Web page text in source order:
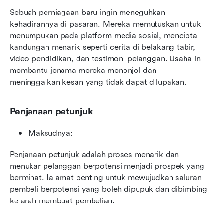
Sebuah perniagaan baru ingin meneguhkan
kehadirannya di pasaran. Mereka memutuskan untuk
menumpukan pada platform media sosial, mencipta
kandungan menarik seperti cerita di belakang tabir,
video pendidikan, dan testimoni pelanggan. Usaha ini
membantu jenama mereka menonjol dan
meninggalkan kesan yang tidak dapat dilupakan.
Penjanaan petunjuk
Maksudnya:
Penjanaan petunjuk adalah proses menarik dan
menukar pelanggan berpotensi menjadi prospek yang
berminat. Ia amat penting untuk mewujudkan saluran
pembeli berpotensi yang boleh dipupuk dan dibimbing
ke arah membuat pembelian.